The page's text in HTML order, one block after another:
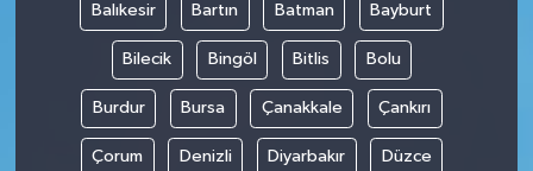
Balıkesir Bartın Batman Bayburt
Bilecik Bingöl Bitlis Bolu
Burdur Bursa Çanakkale Çankırı
Çorum Denizli Diyarbakır Düzce